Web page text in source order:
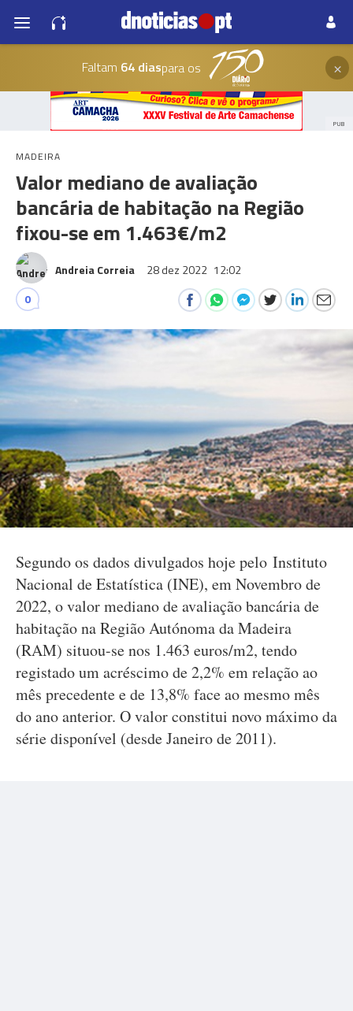
Faltam 64 diaspara os ×
PUB
MADEIRA
Valor mediano de avaliação
bancária de habitação na Região
fixou-se em 1.463€/m2
Andreia Correia 28 dez 2022 12:02
0
Segundo os dados divulgados hoje pelo Instituto
Nacional de Estatística (INE), em Novembro de
2022, o valor mediano de avaliação bancária de
habitação na Região Autónoma da Madeira
(RAM) situou-se nos 1.463 euros/m2, tendo
registado um acréscimo de 2,2% em relação ao
mês precedente e de 13,8% face ao mesmo mês
do ano anterior. O valor constitui novo máximo da
série disponível (desde Janeiro de 2011).